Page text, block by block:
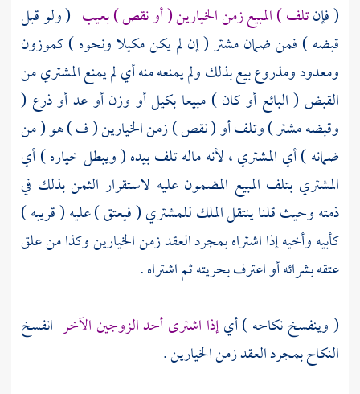
( فإنتلف ) المبيع زمن الخيارين ( أو نقص ) بعيب ( ولو قبل
قبضه ) فمن ضمان مشتر ( إن لم يكن مكيلا ونحوه ) كموزون
ومعدود ومذروع بيع بذلك ولم يمنعه منه أي لم يمنع المشتري من
القبض ( البائع أو كان ) مبيعا بكيل أو وزن أو عد أو ذرع (
وقبضه مشتر ) وتلف أو ( نقص ) زمن الخيارين ( ف ) هو ( من
ضمانه ) أي المشتري ، لأنه ماله تلف بيده ( ويبطل خياره ) أي
المشتري بتلف المبيع المضمون عليه لاستقرار الثمن بذلك في
ذمته وحيث قلنا ينتقل الملك للمشتري ( فيعتق ) عليه ( قريبه )
كأبيه وأخيه إذا اشتراه بمجرد العقد زمن الخيارين وكذا من علق
عتقه بشرائه أو اعترف بحريته ثم اشتراه .
( وينفسخ نكاحه ) أيإذا اشترى أحد الزوجين الآخر انفسخ
النكاح بمجرد العقد زمن الخيارين .